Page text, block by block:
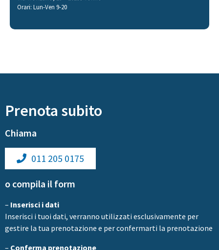
Orari: Lun-Ven 9-20
Prenota subito
Chiama
011 205 0175
o compila il form
– Inserisci i dati
Inserisci i tuoi dati, verranno utilizzati esclusivamente per
gestire la tua prenotazione e per confermarti la prenotazione
– Conferma prenotazione